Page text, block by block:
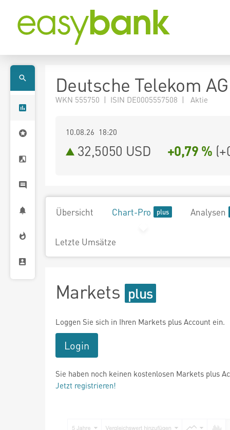
Deutsche Telekom AG
WKN 555750 | ISIN DE0005557508 | Aktie
10.08.26 18:20
32,5050 USD +0,79 % (
Übersicht Chart-Pro Analysen
Letzte Umsätze
Markets
Loggen Sie sich in Ihren Markets plus Account ein.
Login
Sie haben noch keinen kostenlosen Markets plus
Jetzt registrieren!